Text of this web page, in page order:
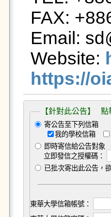
FAX:
Email:
Website:
https://
【針對此公告】 點
寄公告至下列信箱
我的學校信箱
即時寄信給公告對象
立即發信之授權碼：
已批次寄出此公告，
東華大學信箱帳號：